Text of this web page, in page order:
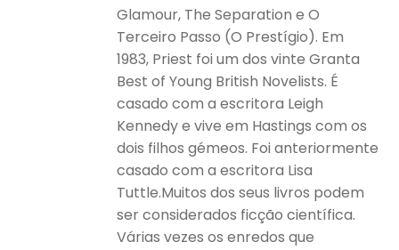
Glamour, The Separation e O
Terceiro Passo (O Prestígio). Em
1983, Priest foi um dos vinte Granta
Best of Young British Novelists. É
casado com a escritora Leigh
Kennedy e vive em Hastings com os
dois filhos gémeos. Foi anteriormente
casado com a escritora Lisa
Tuttle.Muitos dos seus livros podem
ser considerados ficção científica.
Várias vezes os enredos que